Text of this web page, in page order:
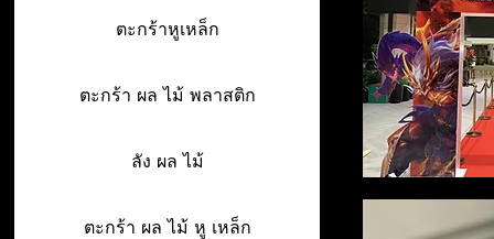
ตะกร้าหูเหล็ก
ตะกร้า ผล ไม้ พลาสติก
ลัง ผล ไม้
ตะกร้า ผล ไม้ หู เหล็ก